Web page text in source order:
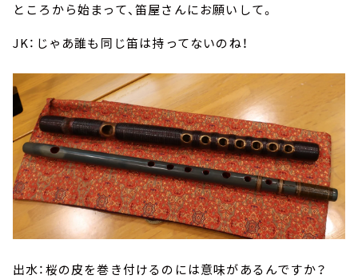
ところから始まって、笛屋さんにお願いして。
JK：じゃあ誰も同じ笛は持ってないのね！
出水：桜の皮を巻き付けるのには意味があるんですか？